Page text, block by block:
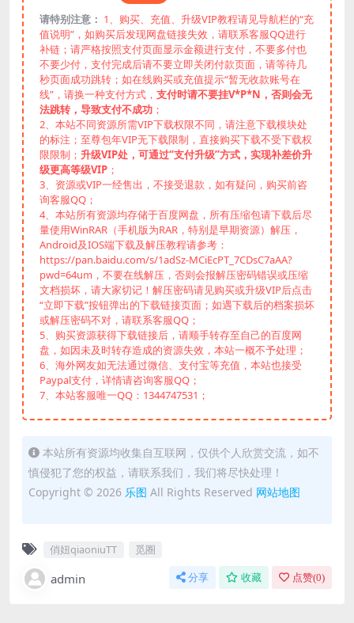
请特别注意： 1、购买、充值、升级VIP教程请见导航栏的“充
值说明”，如购买后发现网盘链接失效，请联系客服QQ进行
补链；请严格按照支付页面显示金额进行支付，不要多付也
不要少付，支付完成后请不要立即关闭付款页面，请等待几
秒页面成功跳转；如在线购买或充值提示“暂无收款账号在
线”，请换一种支付方式， 支付时请不要挂V*P*N，否则会无
法跳转，导致支付不成功 ；
2、本站不同资源所需VIP下载权限不同，请注意下载模块处
的标注；至尊包年VIP无下载限制，直接购买下载不受下载权
限限制； 升级VIP处，可通过“支付升级”方式，实现补差价升
级更高等级VIP ；
3、资源或VIP一经售出，不接受退款，如有疑问，购买前咨
询客服QQ；
4、本站所有资源均存储于百度网盘，所有压缩包请下载后尽
量使用WinRAR（手机版为RAR，特别是早期资源）解压，
Android及IOS端下载及解压教程请参考：
https://pan.baidu.com/s/1adSz-MCiEcPT_7CDsC7aAA?
pwd=64um，不要在线解压，否则会报解压密码错误或压缩
文档损坏，请大家切记！解压密码请见购买或升级VIP后点击
“立即下载”按钮弹出的下载链接页面；如遇下载后的档案损坏
或解压密码不对，请联系客服QQ；
5、购买资源获得下载链接后，请顺手转存至自己的百度网
盘，如因未及时转存造成的资源失效，本站一概不予处理；
6、海外网友如无法通过微信、支付宝等充值，本站也接受
Paypal支付，详情请咨询客服QQ；
7、本站客服唯一QQ：1344747531；
本站所有资源均收集自互联网，仅供个人欣赏交流，如不
慎侵犯了您的权益，请联系我们，我们将尽快处理！
Copyright © 2026 乐图 All Rights Reserved 网站地图
俏妞qiaoniuTT 觅圈
admin 分享 收藏 点赞(0)